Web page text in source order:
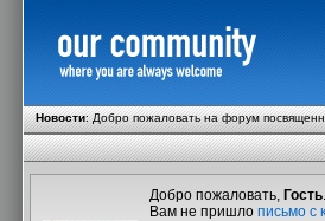
Новости:Добро пожаловать на форум
Добро пожаловать, Гость
Вам не пришло письмо с